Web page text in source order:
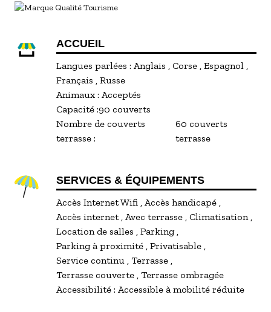
ACCUEIL
Langues parlées : Anglais Corse Espagnol
Français
Russe
Animaux : Acceptés
Capacité :90 couverts
Nombre de couverts
terrasse :
60 couverts
terrasse
SERVICES & ÉQUIPEMENTS
Accès Internet Wifi Accès handicapé
Accès internet Avec terrasse Climatisation
Location de salles
Parking
Parking à proximité Privatisable
Service continu Terrasse
Terrasse couverte Terrasse ombragée
Accessibilité : Accessible à mobilité réduite